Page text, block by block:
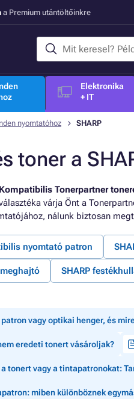
a Premium utántöltőinkre
Elektronika
+ IT
nyomtatóhoz SHARP
toner a
Kompatibilis Tonerpartner
várja Önt a
nálunk biztosan
nyomtató patron
SHARP
vagy optikai henger, és
eredeti tonert vásároljak?
a tonert vagy a tintapatronokat:
miben különböznek